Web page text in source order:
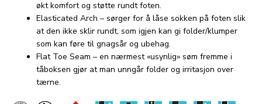
økt komfort og støtte rundt foten.
Elasticated Arch – sørger for å låse sokken på foten slik
at den ikke sklir rundt, som igjen kan gi folder/klumper
som kan føre til gnagsår og ubehag.
Flat Toe Seam – en nærmest «usynlig» søm fremme i
tåboksen gjør at man unngår folder og irritasjon over
tærne.